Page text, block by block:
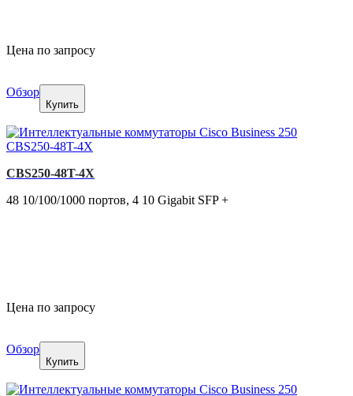
Цена по запросу
Обзор
Купить
CBS250-48T-4X
48 10/100/1000 портов, 4 10 Gigabit SFP +
Цена по запросу
Обзор
Купить